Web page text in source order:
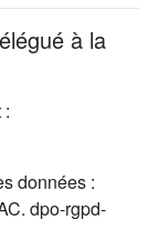
à la
:
données :
dpo-rgpd-